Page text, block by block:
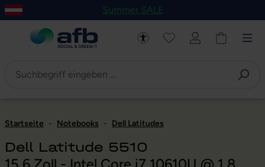
Hauptinhalt springen
Zur Navigation der B2B-Plattform springen
Summer SALE
Startseite - Notebooks - Dell Latitudes
Dell Latitude 5510